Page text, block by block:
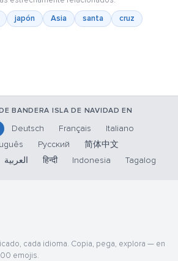
japón Asia santa cruz
BANDERA ISLA DE NAVIDAD EN
Deutsch Français
Italiano
Русский
简体中文
العربية हिन्दी Indonesia Tagalog
cada idioma. Copia, pega, explora — en
emojis.